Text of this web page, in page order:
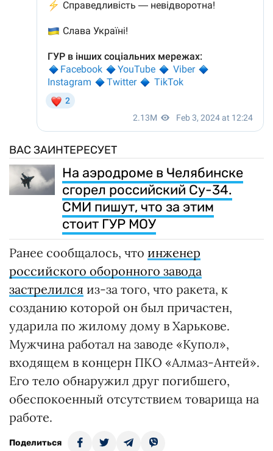
ВАС ЗАИНТЕРЕСУЕТ
На аэродроме в Челябинске
сгорел российский Су-34.
СМИ пишут, что за этим
стоит ГУР МОУ
Ранее сообщалось, что инженер
российского оборонного завода
застрелился из-за того, что ракета, к
созданию которой он был причастен,
ударила по жилому дому в Харькове.
Мужчина работал на заводе «Купол»,
входящем в концерн ПКО «Алмаз-Антей».
Его тело обнаружил друг погибшего,
обеспокоенный отсутствием товарища на
работе.
Поделиться